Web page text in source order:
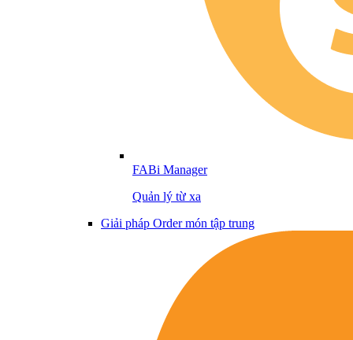
FABi Manager
Quản lý từ xa
Giải pháp Order món tập trung